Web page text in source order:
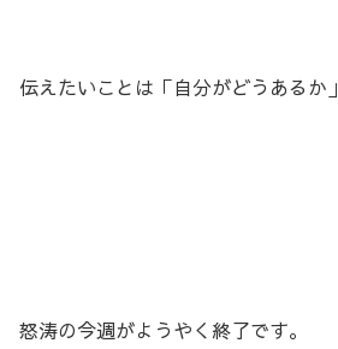
伝えたいことは「自分がどうあるか」
怒涛の今週がようやく終了です。